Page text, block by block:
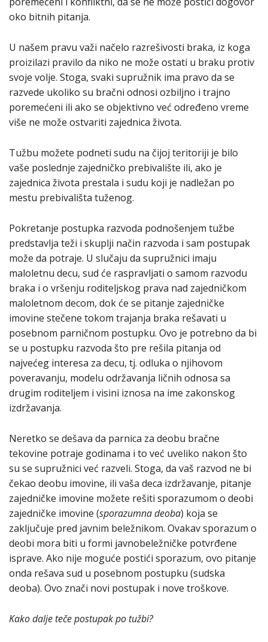
oko bitnih pitanja.
U našem pravu važi načelo razrešivosti braka, iz koga
proizilazi pravilo da niko ne može ostati u braku protiv
svoje volje. Stoga, svaki supružnik ima pravo da se
razvede ukoliko su bračni odnosi ozbiljno i trajno
poremećeni ili ako se objektivno već određeno vreme
više ne može ostvariti zajednica života.
Tužbu možete podneti sudu na čijoj teritoriji je bilo
vaše poslednje zajedničko prebivalište ili, ako je
zajednica života prestala i sudu koji je nadležan po
mestu prebivališta tuženog.
Pokretanje postupka razvoda podnošenjem tužbe
predstavlja teži i skuplji način razvoda i sam postupak
može da potraje. U slučaju da supružnici imaju
maloletnu decu, sud će raspravljati o samom razvodu
braka i o vršenju roditeljskog prava nad zajedničkom
maloletnom decom, dok će se pitanje zajedničke
imovine stečene tokom trajanja braka rešavati u
posebnom parničnom postupku. Ovo je potrebno da bi
se u postupku razvoda što pre rešila pitanja od
najvećeg interesa za decu, tj. odluka o njihovom
poveravanju, modelu održavanja ličnih odnosa sa
drugim roditeljem i visini iznosa na ime zakonskog
izdržavanja.
Neretko se dešava da parnica za deobu bračne
tekovine potraje godinama i to već uveliko nakon što
su se supružnici već razveli. Stoga, da vaš razvod ne bi
čekao deobu imovine, ili vaša deca izdržavanje, pitanje
zajedničke imovine možete rešiti sporazumom o deobi
zajedničke imovine (sporazumna deoba) koja se
zaključuje pred javnim beležnikom. Ovakav sporazum o
deobi mora biti u formi javnobeležničke potvrđene
isprave. Ako nije moguće postići sporazum, ovo pitanje
onda rešava sud u posebnom postupku (sudska
deoba). Ovo znači novi postupak i nove troškove.
Kako dalje teče postupak po tužbi?